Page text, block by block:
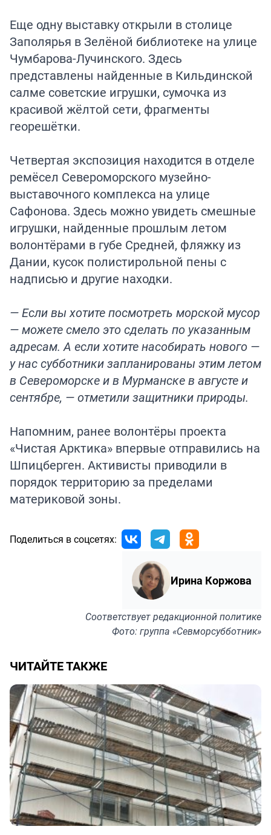
Еще одну выставку открыли в столице
Заполярья в Зелёной библиотеке на улице
Чумбарова-Лучинского. Здесь
представлены найденные в Кильдинской
салме советские игрушки, сумочка из
красивой жёлтой сети, фрагменты
георешётки.
Четвертая экспозиция находится в отделе
ремёсел Североморского музейно-
выставочного комплекса на улице
Сафонова. Здесь можно увидеть смешные
игрушки, найденные прошлым летом
волонтёрами в губе Средней, фляжку из
Дании, кусок полистирольной пены с
надписью и другие находки.
— Если вы хотите посмотреть морской мусор
— можете смело это сделать по указанным
адресам. А если хотите насобирать нового —
у нас субботники запланированы этим летом
в Североморске и в Мурманске в августе и
сентябре, — отметили защитники природы.
Напомним, ранее волонтёры проекта
«Чистая Арктика» впервые отправились на
Шпицберген. Активисты приводили в
порядок территорию за пределами
материковой зоны.
Поделиться в соцсетях:
Ирина Коржова
Соответствуетредакционной политике
Фото: группа «Севморсубботник»
ЧИТАЙТЕ ТАКЖЕ